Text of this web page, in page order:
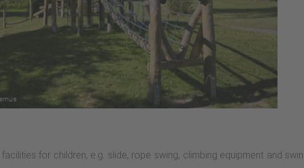
for children, e.g. slide, rope swing, climbing equipment and